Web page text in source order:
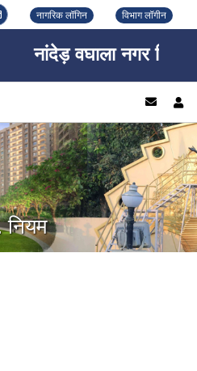
नागरिक लॉगिन विभाग लॉगीन
नांदेड़ वघाला नगर निगम,
नियम